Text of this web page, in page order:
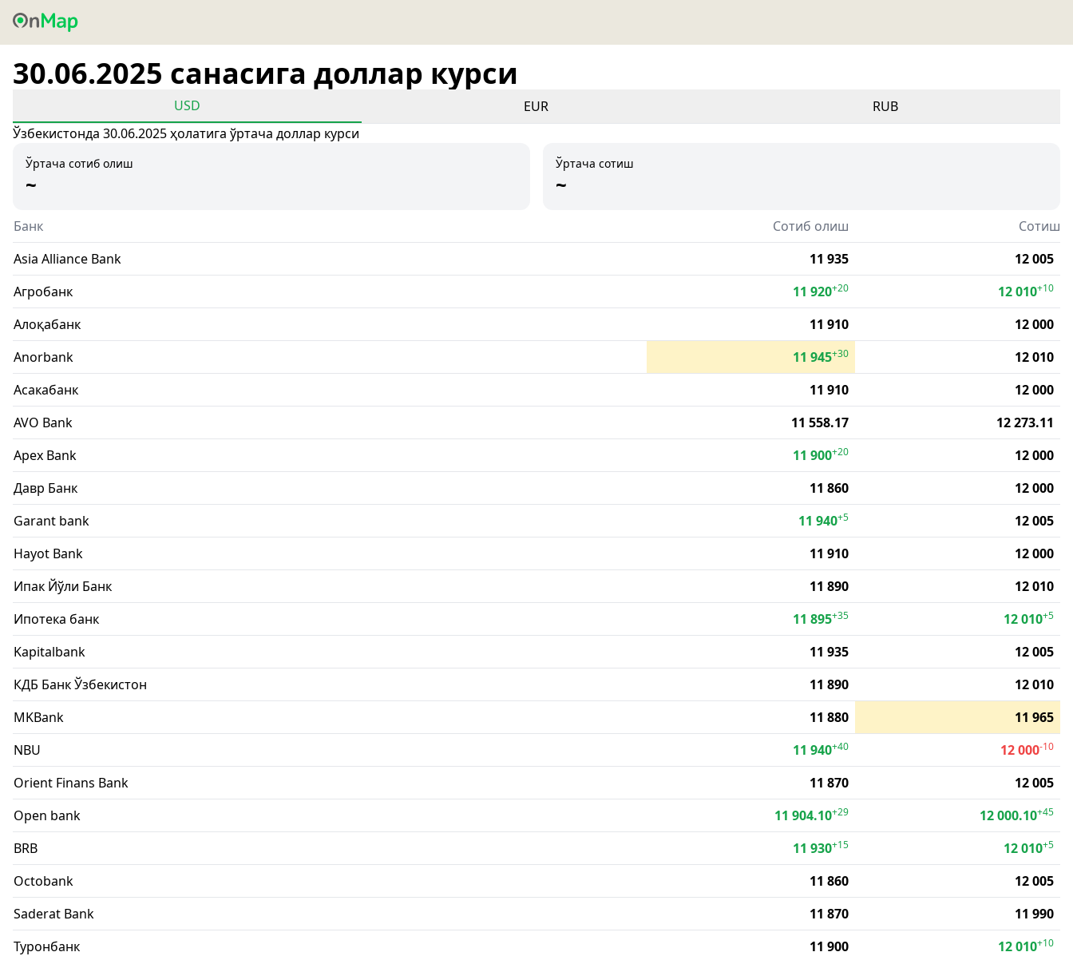
30.06.2025 санасига доллар курси
USD EUR
RUB
Ўзбекистонда 30.06.2025 ҳолатига ўртача доллар курси
Ўртача сотиб олиш
~
Ўртача сотиш
~
Банк Сотиб олиш
Сотиш
Asia Alliance Bank
11 935
12 005
Агробанк
11 920+20 12 010+10
Алоқабанк 11 910
12 000
Anorbank
11 945+30
12 010
Асакабанк
11 910
12 000
AVO Bank
11 558.17
12 273.11
Apex Bank
11 900+20
12 000
Давр Банк
11 860
12 000
Garant bank
11 940+5
12 005
Hayot Bank
11 910
12 000
Ипак Йўли Банк
11 890
12 010
Ипотека банк
11 895+35 12 010+5
Kapitalbank 11 935
12 005
КДБ Банк Ўзбекистон
11 890
12 010
MKBank
11 880
11 965
NBU
11 940+40 12 000-10
Orient Finans Bank 11 870
12 005
Open bank
11 904.10+29 12 000.10+45
BRB 11 930+15 12 010+5
Octobank 11 860
12 005
Saderat Bank
11 870
11 990
Туронбанк
11 900 12 010+10